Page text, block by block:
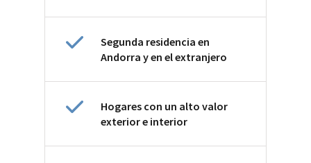
Segunda residencia en
Andorra y en el extranjero
Hogares con un alto valor
exterior e interior